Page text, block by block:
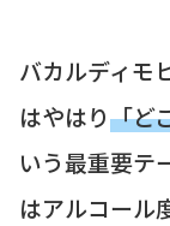
バカルディモ
はやはり「ど
いう最重要テ
はアルコール